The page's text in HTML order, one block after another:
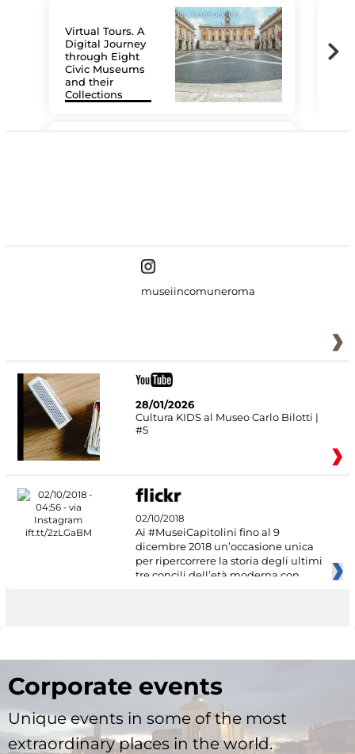
Virtual Tours. A
Digital Journey
through Eight
Civic Museums
and their
Collections
museiincomuneroma
28/01/2026
Cultura KIDS al Museo Carlo Bilotti |
#5
02/10/2018
Ai #MuseiCapitolini fino al 9
dicembre 2018 un’occasione unica
per ripercorrere la storia degli ultimi
tre concili dell’età moderna con
Corporate events
Unique events in some of the most
extraordinary places in the world.